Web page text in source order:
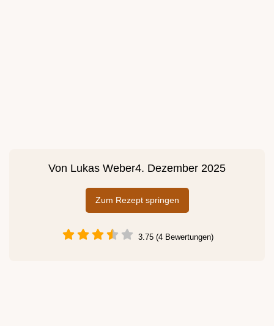
Von Lukas Weber4. Dezember 2025
Zum Rezept springen
3.75 (4 Bewertungen)